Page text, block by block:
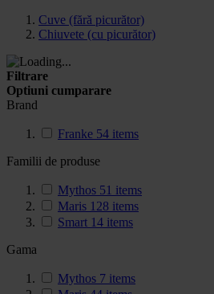
Cuve (fără picurător)
Chiuvete (cu picurător)
Filtrare
Optiuni cumparare
Brand
Franke 54 items
Familii de produse
Mythos 51 items
Maris 128 items
Smart 14 items
Gama
Mythos 7 items